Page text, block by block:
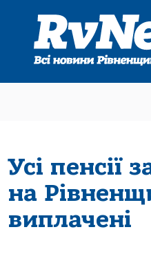
Усі пенсії
на
виплачені